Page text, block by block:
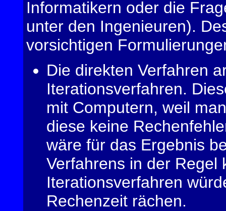
Informatikern oder die
unter den Ingenieuren).
vorsichtigen
Die direkten Verfahren
Iterationsverfahren.
mit Computern, weil
diese keine
wäre für das Ergebnis
Verfahrens in der Regel
Iterationsverfahren
Rechenzeit rächen.